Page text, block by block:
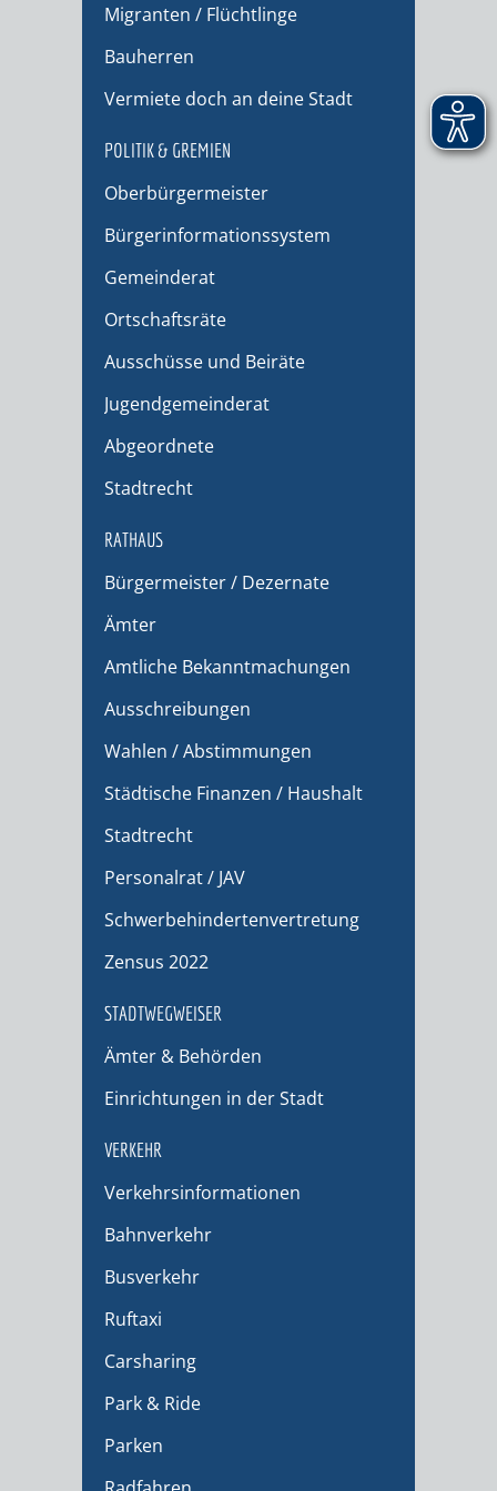
Migranten / Flüchtlinge
Bauherren
Vermiete doch an deine Stadt
POLITIK & GREMIEN
Oberbürgermeister
Bürgerinformationssystem
Gemeinderat
Ortschaftsräte
Ausschüsse und Beiräte
Jugendgemeinderat
Abgeordnete
Stadtrecht
RATHAUS
Bürgermeister / Dezernate
Ämter
Amtliche Bekanntmachungen
Ausschreibungen
Wahlen / Abstimmungen
Städtische Finanzen / Haushalt
Stadtrecht
Personalrat / JAV
Schwerbehindertenvertretung
Zensus 2022
STADTWEGWEISER
Ämter & Behörden
Einrichtungen in der Stadt
VERKEHR
Verkehrsinformationen
Bahnverkehr
Busverkehr
Ruftaxi
Carsharing
Park & Ride
Parken